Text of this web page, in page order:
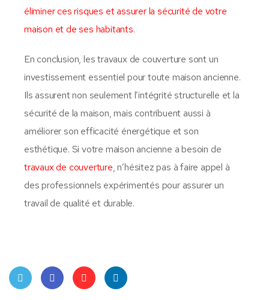
éliminer ces risques et assurer la sécurité de votre
maison et de ses habitants.
En conclusion, les travaux de couverture sont un
investissement essentiel pour toute maison ancienne.
Ils assurent non seulement l’intégrité structurelle et la
sécurité de la maison, mais contribuent aussi à
améliorer son efficacité énergétique et son
esthétique. Si votre maison ancienne a besoin de
travaux de couverture, n’hésitez pas à faire appel à
des professionnels expérimentés pour assurer un
travail de qualité et durable.